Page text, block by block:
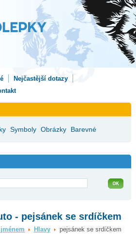
Nejčastější dotazy
Symboly Obrázky Barevné
- pejsánek se srdíčkem
Hlavy
pejsánek se srdíčkem